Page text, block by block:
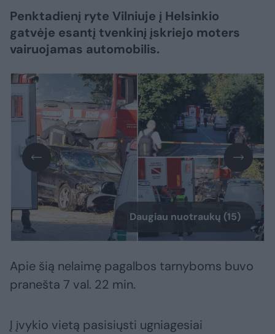
Penktadienį ryte Vilniuje į Helsinkio
gatvėje esantį tvenkinį įskriejo moters
vairuojamas automobilis.
Daugiau nuotraukų (15)
Apie šią nelaimę pagalbos tarnyboms buvo
pranešta 7 val. 22 min.
Į įvykio vietą pasisiųsti ugniagesiai